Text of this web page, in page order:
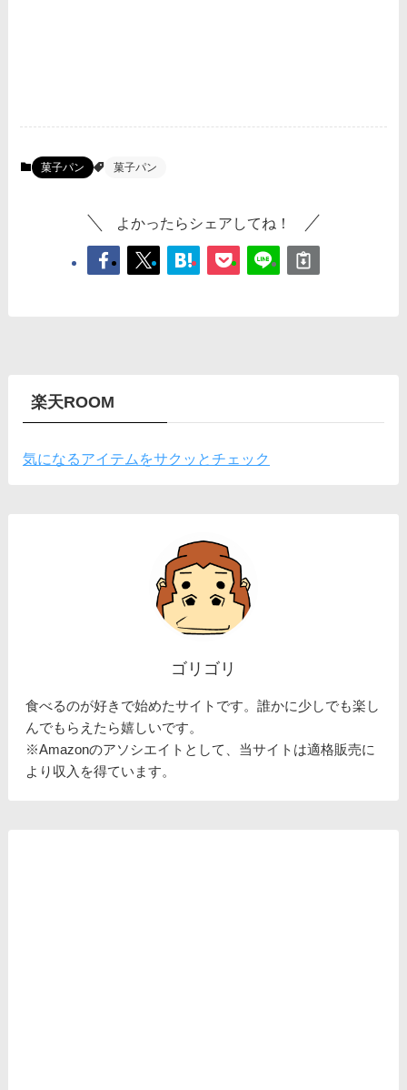
菓子パン 菓子パン
よかったらシェアしてね！
楽天ROOM
気になるアイテムをサクッとチェック
ゴリゴリ
食べるのが好きで始めたサイトです。誰かに少しでも楽し
んでもらえたら嬉しいです。
※Amazonのアソシエイトとして、当サイトは適格販売に
より収入を得ています。